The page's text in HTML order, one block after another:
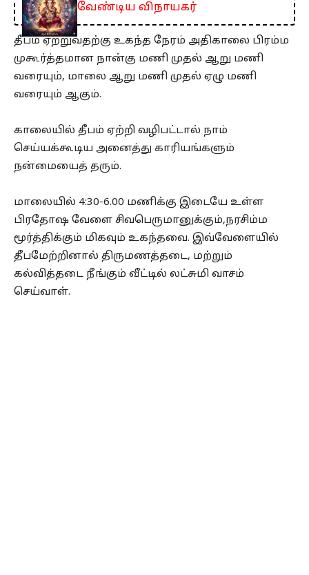
வேண்டிய விநாயகர்
தீபம் ஏற்றுவதற்கு உகந்த நேரம் அதிகாலை பிரம்ம
முகூர்த்தமான நான்கு மணி முதல் ஆறு மணி
வரையும், மாலை ஆறு மணி முதல் ஏழு மணி
வரையும் ஆகும்.
காலையில் தீபம் ஏற்றி வழிபட்டால் நாம்
செய்யக்கூடிய அனைத்து காரியங்களும்
நன்மையைத் தரும்.
மாலையில் 4:30-6.00 மணிக்கு இடையே உள்ள
பிரதோஷ வேளை சிவபெருமானுக்கும்,நரசிம்ம
மூர்த்திக்கும் மிகவும் உகந்தவை. இவ்வேளையில்
தீபமேற்றினால் திருமணத்தடை, மற்றும்
கல்வித்தடை நீங்கும் வீட்டில் லட்சுமி வாசம்
செய்வாள்.